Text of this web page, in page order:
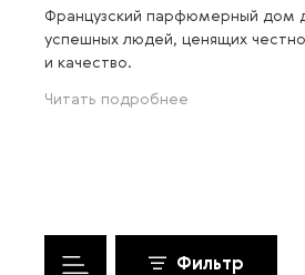
Французский парфюмерный дом
успешных людей, ценящих
и качество.
Читать подробнее
Фильтр